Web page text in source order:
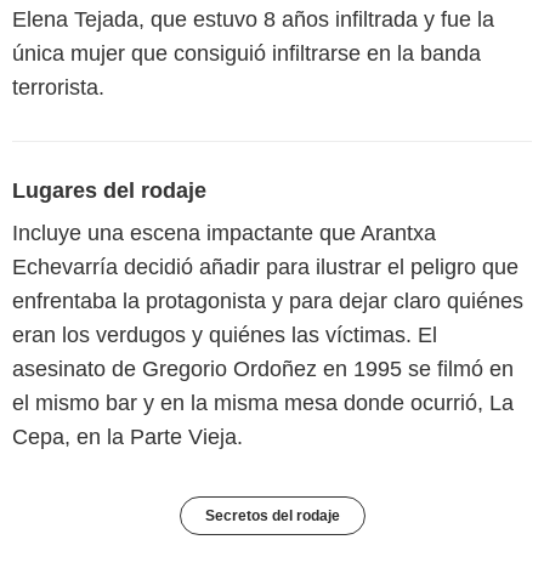
Elena Tejada, que estuvo 8 años infiltrada y fue la
única mujer que consiguió infiltrarse en la banda
terrorista.
Lugares del rodaje
Incluye una escena impactante que Arantxa
Echevarría decidió añadir para ilustrar el peligro que
enfrentaba la protagonista y para dejar claro quiénes
eran los verdugos y quiénes las víctimas. El
asesinato de Gregorio Ordoñez en 1995 se filmó en
el mismo bar y en la misma mesa donde ocurrió, La
Cepa, en la Parte Vieja.
Secretos del rodaje